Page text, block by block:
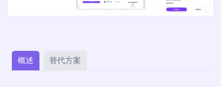
概述 替代方案